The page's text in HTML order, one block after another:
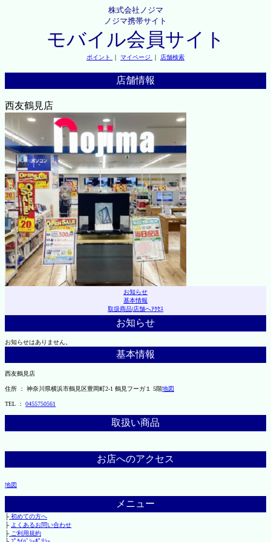
株式会社ノジマ
ノジマ携帯サイト
モバイル会員サイト
ポイント ｜ マイページ ｜ 店舗検索
店舗情報
西友鶴見店
お知らせ
基本情報
取扱商品|店舗へｱｸｾｽ
お知らせ
お知らせはありません。
基本情報
西友鶴見店
住所 ： 神奈川県横浜市鶴見区豊岡町2-1 鶴見フーガ１ 5階地図
TEL ： 0455750561
取扱い商品
お店へのアクセス
地図
メニュー
├初めての方へ
├ よくあるお問い合わせ
├ご利用規約